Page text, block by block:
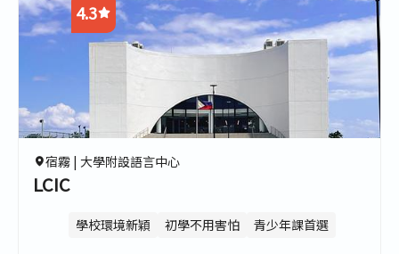
4.3
4.0
5.0
5.0
宿霧 | 大學附設語言中心
LCIC
學校環境新穎 初學不用害怕 青少年課首選